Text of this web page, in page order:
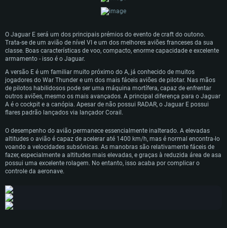
REQUERIMENTOS DE SISTEMA
PC
MAC
Linux
Mínimo
Processador: Dual-Core 2.2 GHz
Memória: 4GB
Placa Gráfica: Placa com DirectX 11: AMD Radeon 77XX / NVIDIA GeForce
GTX 660. Resolução mínima suportada: 720p
Disco: 23,1 GB
Mínimo
Processador: Core i5 2.2GHz mínimo (Intel Xeon não suportado)
Memória: 6 GB
Placa Gráfica: Intel Iris Pro 5200 (Mac), equivalentes AMD/Nvidia para Mac.
Resolução mínima suportada: 720p com suporte Metal.
Disco: 21,5 GB
Mínimo
Processador: Dual-Core 2.4 GHz
Memória: 4 GB
Placa Gráfica: NVIDIA 660 com os drivers mais recentes (não mais de 6
meses) / equivalentes AMD com os drivers mais recentes com suporte
Network: Internet de banda larga.
Disco: 21,5 GB
tripulantes para treinamento e missões de combate. A principal diferença entre
essa e a versão monopiloto estava na maior canópia e uma posição adicional
Jaguar E foram encomendados e os primeiros aviões voaram em Setembro de
1968.
O Jaguar E será um dos principais prémios do evento de craft do outono.
Trata-se de um avião de nível VI e um dos melhores aviões franceses da sua
classe. Boas características de voo, compacto, enorme capacidade e excelente
armamento - isso é o Jaguar.
A versão E é um familiar muito próximo do A, já conhecido de muitos
jogadores do War Thunder e um dos mais fáceis aviões de pilotar. Nas mãos
de pilotos habilidosos pode ser uma máquina mortífera, capaz de enfrentar
outros aviões, mesmo os mais avançados. A principal diferença para o Jaguar
A é o cockpit e a canópia. Apesar de não possui RADAR, o Jaguar E possui
flares padrão lançados via lançador Corail.
O desempenho do avião permanece essencialmente inalterado. A elevadas
altitudes o avião é capaz de acelerar até 1400 km/h, mas é normal encontra-lo
voando a velocidades subsónicas. As manobras são relativamente fáceis de
fazer, especialmente a altitudes mais elevadas, e graças à reduzida área de asa
possui uma excelente rolagem. No entanto, isso acaba por complicar o
controle da aeronave.